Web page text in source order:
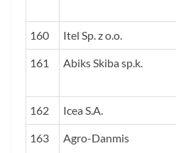
160 Itel Sp. z o.o.
161 Abiks Skiba sp.k.
162 Icea S.A.
163
Agro-Danmis